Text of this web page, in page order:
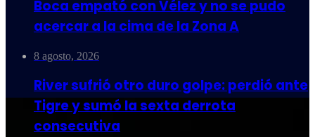
Boca empató con Vélez y no se pudo
acercar a la cima de la Zona A
8 agosto, 2026
River sufrió otro duro golpe: perdió ante
Tigre y sumó la sexta derrota
consecutiva